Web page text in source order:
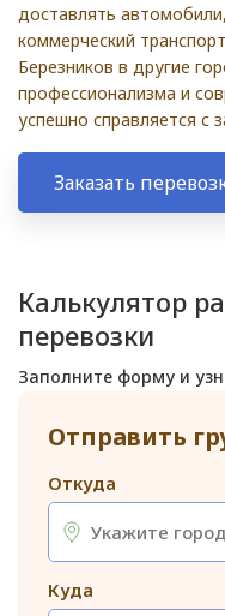
доставлять
коммерческий
Березников в другие
профессионализма и
успешно справляется с
Заказать
Калькулятор
перевозки
Заполните форму и
Отправить
Откуда
Куда